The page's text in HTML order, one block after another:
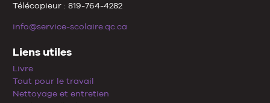
Télécopieur : 819-764-4282
info@service-scolaire.qc.ca
Liens utiles
Livre
Tout pour le travail
Nettoyage et entretien